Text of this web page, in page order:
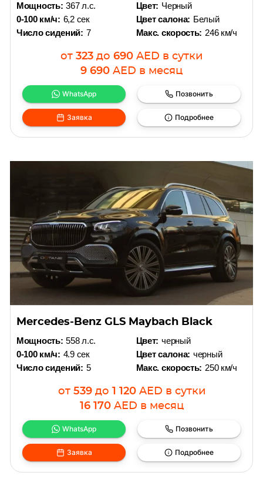
Мощность: 367 л.с.
0-100 км/ч: 6,2 сек
Число сидений: 7
Цвет: Черный
Цвет салона: Белый
Макс. скорость: 246 км/ч
от 323 до 690 AED в сутки
9 690 AED в месяц
WhatsApp Позвонить
Заявка Подробнее
Mercedes-Benz GLS Maybach Black
Мощность: 558 л.с.
0-100 км/ч: 4.9 сек
Число сидений: 5
Цвет: черный
Цвет салона: черный
Макс. скорость: 250 км/ч
от 539 до 1 120 AED в сутки
16 170 AED в месяц
WhatsApp Позвонить
Заявка Подробнее